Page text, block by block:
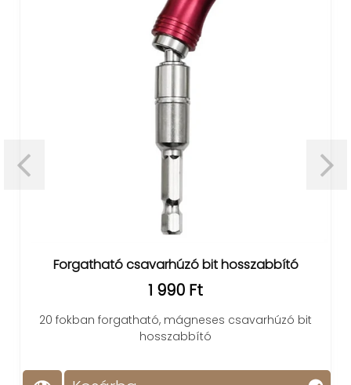
Forgatható csavarhúzó bit hosszabbító
1 990 Ft
20 fokban forgatható, mágneses csavarhúzó bit
hosszabbító